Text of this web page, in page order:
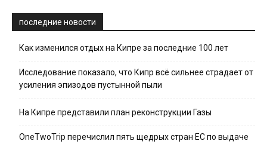
последние новости
Как изменился отдых на Кипре за последние 100 лет
Исследование показало, что Кипр всё сильнее страдает от
усиления эпизодов пустынной пыли
На Кипре представили план реконструкции Газы
OneTwoTrip перечислил пять щедрых стран ЕС по выдаче